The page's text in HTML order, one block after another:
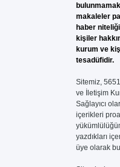
makaleler
haber
kişiler
kurum ve
tesadüfidir.
Sitemiz,
ve İletişim
Sağlayıcı
içerikleri
yazdıkları
üye olarak